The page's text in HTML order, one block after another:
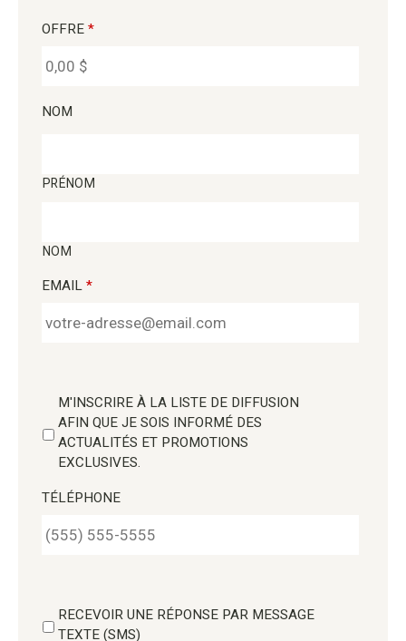
OFFRE *
NOM
PRÉNOM
NOM
EMAIL *
M'INSCRIRE À LA LISTE DE DIFFUSION
AFIN QUE JE SOIS INFORMÉ DES
ACTUALITÉS ET PROMOTIONS
EXCLUSIVES.
TÉLÉPHONE
RECEVOIR UNE RÉPONSE PAR MESSAGE
TEXTE (SMS)